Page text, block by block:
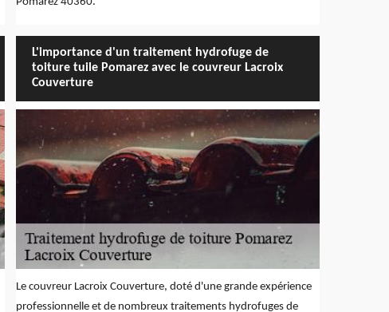
L'importance d'un traitement hydrofuge de
toiture tuile Pomarez avec le couvreur Lacroix
Couverture
Le couvreur Lacroix Couverture, doté d'une grande expérience
professionnelle et de nombreux traitements hydrofuges de